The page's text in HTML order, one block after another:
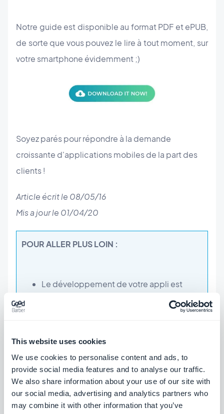
This website uses cookies
We use cookies to personalise content and ads, to
provide social media features and to analyse our traffic.
We also share information about your use of our site with
our social media, advertising and analytics partners who
may combine it with other information that you’ve
Notre guide est disponible au format PDF et ePUB,
de sorte que vous pouvez le lire à tout moment, sur
votre smartphone évidemment ;)
Soyez parés pour répondre à la demande
croissante d'applications mobiles de la part des
clients !
Article écrit le 08/05/16
Mis a jour le 01/04/20
POUR ALLER PLUS LOIN :
Le développement de votre appli est
création d'application
forme, qu'il va falloir optimiser au mieux.
Cette ressource disponible en ligne, est
un outil de travail à exploiter. Nous vous
avons regroupé certains de nos conseils
afin de vous aider dans cette étape.